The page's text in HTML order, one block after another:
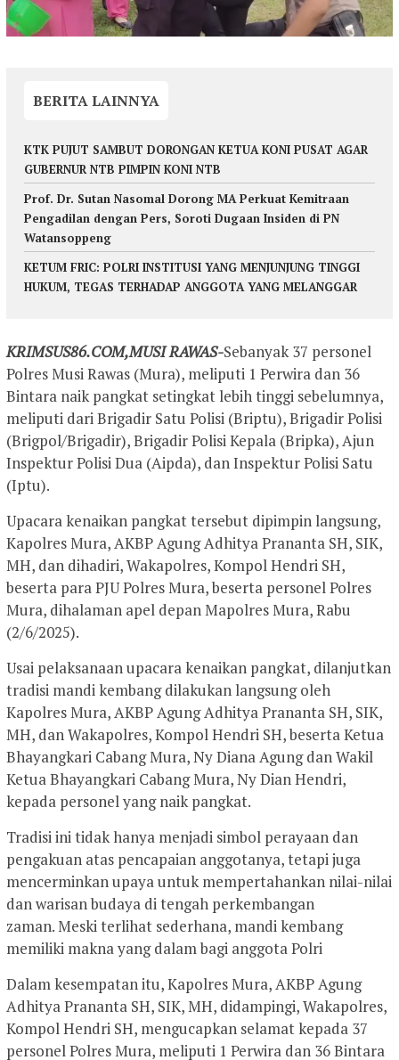
BERITA LAINNYA
KTK PUJUT SAMBUT DORONGAN KETUA KONI PUSAT AGAR
GUBERNUR NTB PIMPIN KONI NTB
Prof. Dr. Sutan Nasomal Dorong MA Perkuat Kemitraan
Pengadilan dengan Pers, Soroti Dugaan Insiden di PN
Watansoppeng
KETUM FRIC: POLRI INSTITUSI YANG MENJUNJUNG TINGGI
HUKUM, TEGAS TERHADAP ANGGOTA YANG MELANGGAR
KRIMSUS86.COM,MUSI RAWAS-Sebanyak 37 personel
Polres Musi Rawas (Mura), meliputi 1 Perwira dan 36
Bintara naik pangkat setingkat lebih tinggi sebelumnya,
meliputi dari Brigadir Satu Polisi (Briptu), Brigadir Polisi
(Brigpol/Brigadir), Brigadir Polisi Kepala (Bripka), Ajun
Inspektur Polisi Dua (Aipda), dan Inspektur Polisi Satu
(Iptu).
Upacara kenaikan pangkat tersebut dipimpin langsung,
Kapolres Mura, AKBP Agung Adhitya Prananta SH, SIK,
MH, dan dihadiri, Wakapolres, Kompol Hendri SH,
beserta para PJU Polres Mura, beserta personel Polres
Mura, dihalaman apel depan Mapolres Mura, Rabu
(2/6/2025).
Usai pelaksanaan upacara kenaikan pangkat, dilanjutkan
tradisi mandi kembang dilakukan langsung oleh
Kapolres Mura, AKBP Agung Adhitya Prananta SH, SIK,
MH, dan Wakapolres, Kompol Hendri SH, beserta Ketua
Bhayangkari Cabang Mura, Ny Diana Agung dan Wakil
Ketua Bhayangkari Cabang Mura, Ny Dian Hendri,
kepada personel yang naik pangkat.
Tradisi ini tidak hanya menjadi simbol perayaan dan
pengakuan atas pencapaian anggotanya, tetapi juga
mencerminkan upaya untuk mempertahankan nilai-nilai
dan warisan budaya di tengah perkembangan
zaman. Meski terlihat sederhana, mandi kembang
memiliki makna yang dalam bagi anggota Polri
Dalam kesempatan itu, Kapolres Mura, AKBP Agung
Adhitya Prananta SH, SIK, MH, didampingi, Wakapolres,
Kompol Hendri SH, mengucapkan selamat kepada 37
personel Polres Mura, meliputi 1 Perwira dan 36 Bintara